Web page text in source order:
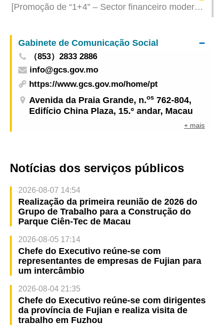
[Promoção de “1+4” – Sector financeiro moderno]
corpóreas e incorpóreas contribuem para a
diversificação do sector
Gabinete de Comunicação Social
（853）2833 2886
info@gcs.gov.mo
https://www.gcs.gov.mo/home/pt
Avenida da Praia Grande, n.os 762-804,
Edifício China Plaza, 15.º andar, Macau
+ mais
Notícias dos serviços públicos
2026-08-07 14:54
Realização da primeira reunião de 2026 do
Grupo de Trabalho para a Construção do
Parque Ciên-Tec de Macau
2026-08-05 17:14
Chefe do Executivo reúne-se com
representantes de empresas de Fujian para
um intercâmbio
2026-08-04 21:35
Chefe do Executivo reúne-se com dirigentes
da província de Fujian e realiza visita de
trabalho em Fuzhou